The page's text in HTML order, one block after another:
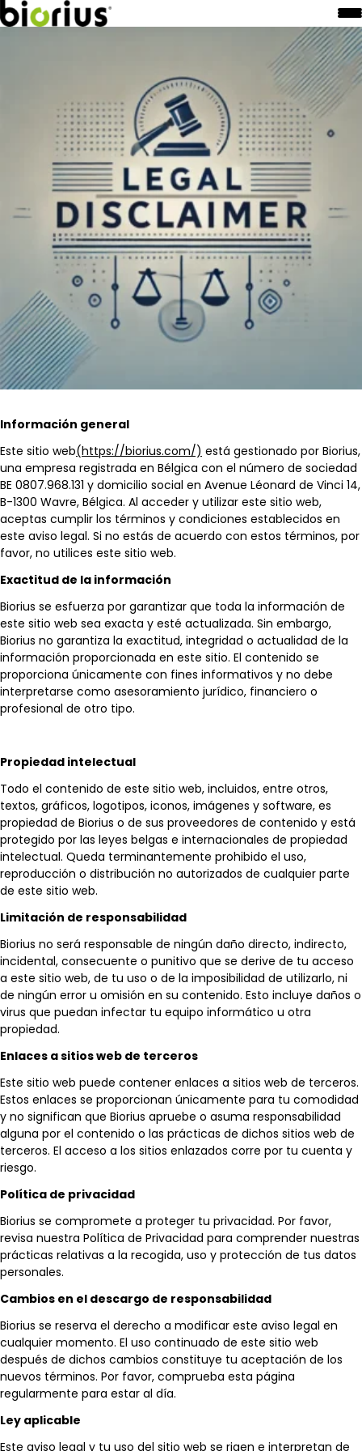
Información general
Este sitio web(https://biorius.com/) está gestionado por Biorius,
una empresa registrada en Bélgica con el número de sociedad
BE 0807.968.131 y domicilio social en Avenue Léonard de Vinci 14,
B-1300 Wavre, Bélgica. Al acceder y utilizar este sitio web,
aceptas cumplir los términos y condiciones establecidos en
este aviso legal. Si no estás de acuerdo con estos términos, por
favor, no utilices este sitio web.
Exactitud de la información
Biorius se esfuerza por garantizar que toda la información de
este sitio web sea exacta y esté actualizada. Sin embargo,
Biorius no garantiza la exactitud, integridad o actualidad de la
información proporcionada en este sitio. El contenido se
proporciona únicamente con fines informativos y no debe
interpretarse como asesoramiento jurídico, financiero o
profesional de otro tipo.
Propiedad intelectual
Todo el contenido de este sitio web, incluidos, entre otros,
textos, gráficos, logotipos, iconos, imágenes y software, es
propiedad de Biorius o de sus proveedores de contenido y está
protegido por las leyes belgas e internacionales de propiedad
intelectual. Queda terminantemente prohibido el uso,
reproducción o distribución no autorizados de cualquier parte
de este sitio web.
Limitación de responsabilidad
Biorius no será responsable de ningún daño directo, indirecto,
incidental, consecuente o punitivo que se derive de tu acceso
a este sitio web, de tu uso o de la imposibilidad de utilizarlo, ni
de ningún error u omisión en su contenido. Esto incluye daños o
virus que puedan infectar tu equipo informático u otra
propiedad.
Enlaces a sitios web de terceros
Este sitio web puede contener enlaces a sitios web de terceros.
Estos enlaces se proporcionan únicamente para tu comodidad
y no significan que Biorius apruebe o asuma responsabilidad
alguna por el contenido o las prácticas de dichos sitios web de
terceros. El acceso a los sitios enlazados corre por tu cuenta y
riesgo.
Política de privacidad
Biorius se compromete a proteger tu privacidad. Por favor,
revisa nuestra Política de Privacidad para comprender nuestras
prácticas relativas a la recogida, uso y protección de tus datos
personales.
Cambios en el descargo de responsabilidad
Biorius se reserva el derecho a modificar este aviso legal en
cualquier momento. El uso continuado de este sitio web
después de dichos cambios constituye tu aceptación de los
nuevos términos. Por favor, comprueba esta página
regularmente para estar al día.
Ley aplicable
Este aviso legal y tu uso del sitio web se rigen e interpretan de